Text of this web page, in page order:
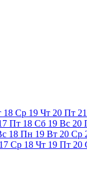
18 Ср 19 Чт 20 Пт 21
Пт 18 Сб 19 Вс 20
18 Пн 19 Вт 20 Ср
17 Ср 18 Чт 19 Пт 20